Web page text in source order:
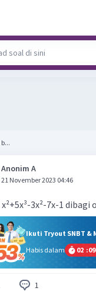
Anonim A
21 November 2023 04:46
3x²-7x-1
Ikuti Tryout SNBT &
Habis dalam
02 :09
1